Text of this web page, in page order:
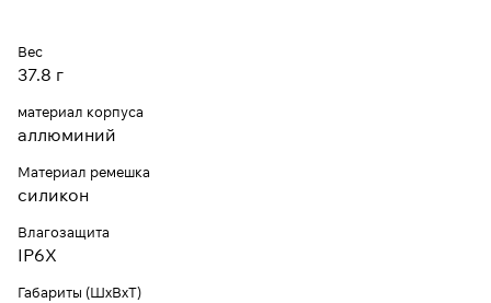
Вес
37.8 г
материал корпуса
аллюминий
Материал ремешка
силикон
Влагозащита
IP6X
Габариты (ШхВхТ)